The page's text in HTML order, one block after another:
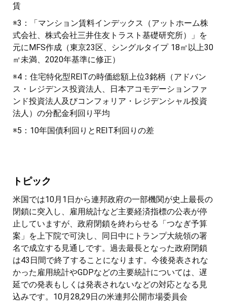
賃
※3：「マンション賃料インデックス（アットホーム株
式会社、株式会社三井住友トラスト基礎研究所）」を
元にMFS作成（東京23区、シングルタイプ 18㎡以上30
㎡未満、2020年基準に修正）
※4：住宅特化型REITの時価総額上位3銘柄（アドバン
ス・レジデンス投資法人、日本アコモデーションファ
ンド投資法人及びコンフォリア・レジデンシャル投資
法人）の分配金利回り平均
※5：10年国債利回りとREIT利回りの差
トピック
米国では10月1日から連邦政府の一部機関が史上最長の
閉鎖に突入し、雇用統計など主要経済指標の公表が停
止していますが、政府閉鎖を終わらせる「つなぎ予算
案」を上下院で可決し、同日中にトランプ大統領の署
名で成立する見通しです。過去最長となった政府閉鎖
は43日間で終了することになります。今後発表されな
かった雇用統計やGDPなどの主要統計については、遅
延での発表もしくは発表されないなどの対応となる見
込みです。10月28,29日の米連邦公開市場委員会